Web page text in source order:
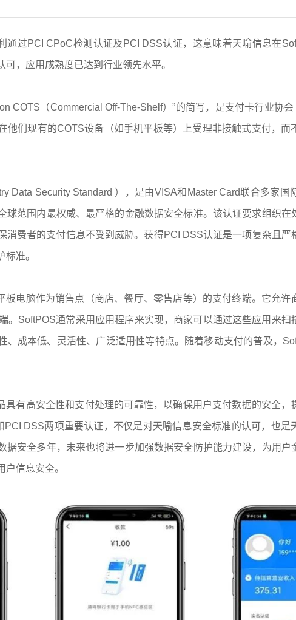
通过PCI CPoC检测认证及PCI DSS认证，这意味着天喻信息在
，应用成熟度已达到行业领先水平。
COTS（Commercial Off-The-Shelf）”的简写，是支付卡行业协
他们现有的COTS设备（如手机平板等）上受理非接触式支付，而
Data Security Standard ），是由VISA和Master Card联合多家国
球范围内最权威、最严格的金融数据安全标准。该认证要求组织在
消费者的支付信息不受到威胁。获得PCI DSS认证是一项复杂且严
准。
板电脑作为销售点（商店、餐厅、零售店等）的支付终端。它允许
。SoftPOS通常采用应用程序来实现，商家可以通过这些应用来扫
、成本低、灵活性、广泛适用性等特点。随着移动支付的普及，
具有高安全性和支付处理的可靠性，以确保用户支付数据的安全，
DSS两项重要认证，不仅是对天喻信息安全标准的认可，也是
据安全多年，未来也将进一步加强数据安全防护能力建设，为用户
信息安全。